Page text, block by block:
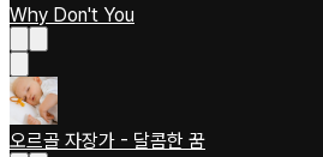
Why Don't You
오르골 자장가 - 달콤한 꿈